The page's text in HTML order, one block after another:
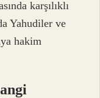
karşılıklı
Yahudiler ve
hakim